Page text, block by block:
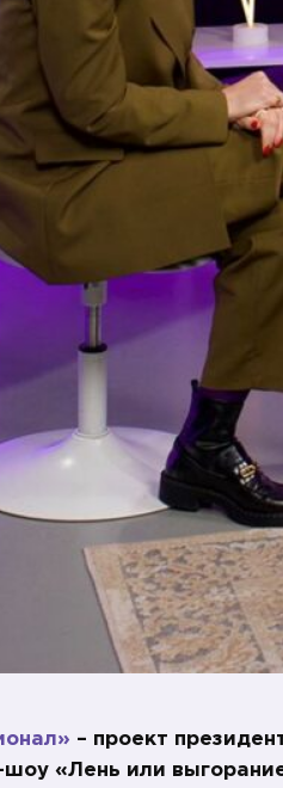
– проект
шоу «Лень или